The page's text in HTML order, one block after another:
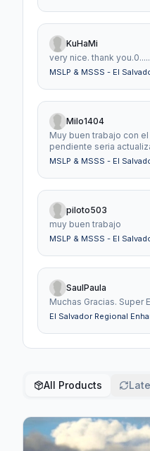
agrergar mas lugares
Salvador.
KuHaMi
very nice. thank
MSLP & MSSS - El
Milo1404
Muy buen trabajo con
pendiente seria
que estan algo
MSLP & MSSS - El
piloto503
muy buen trabajo
MSLP & MSSS - El
SaulPaula
El Salvador Regional
All Products